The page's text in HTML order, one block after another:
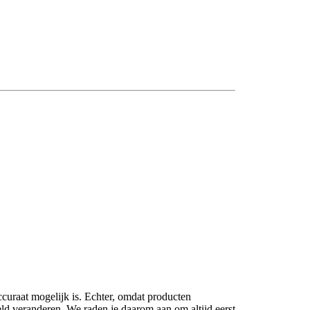
mogelijk is. Echter, omdat producten